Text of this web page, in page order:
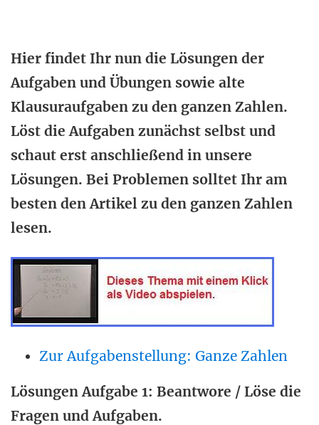
Hier findet Ihr nun die Lösungen der
Aufgaben und Übungen sowie alte
Klausuraufgaben zu den ganzen Zahlen.
Löst die Aufgaben zunächst selbst und
schaut erst anschließend in unsere
Lösungen. Bei Problemen solltet Ihr am
besten den Artikel zu den ganzen Zahlen
lesen.
Zur Aufgabenstellung: Ganze Zahlen
Lösungen Aufgabe 1: Beantwore / Löse die
Fragen und Aufgaben.